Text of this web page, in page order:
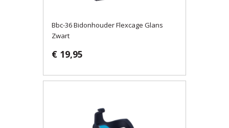
Bbc-36 Bidonhouder Flexcage Glans
Zwart
€ 19,95